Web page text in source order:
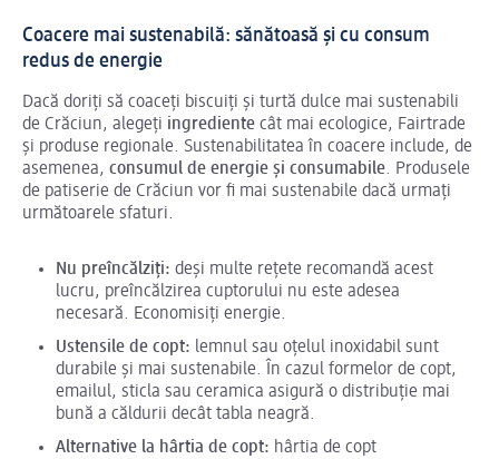
Coacere mai sustenabilă: sănătoasă și cu consum
redus de energie
Dacă doriți să coaceți biscuiți și turtă dulce mai sustenabili
de Crăciun, alegeți ingrediente cât mai ecologice, Fairtrade
și produse regionale. Sustenabilitatea în coacere include, de
asemenea, consumul de energie și consumabile. Produsele
de patiserie de Crăciun vor fi mai sustenabile dacă urmați
următoarele sfaturi.
Nu preîncălziți: deși multe rețete recomandă acest
lucru, preîncălzirea cuptorului nu este adesea
necesară. Economisiți energie.
Ustensile de copt: lemnul sau oțelul inoxidabil sunt
durabile și mai sustenabile. În cazul formelor de copt,
emailul, sticla sau ceramica asigură o distribuție mai
bună a căldurii decât tabla neagră.
Alternative la hârtia de copt: hârtia de copt